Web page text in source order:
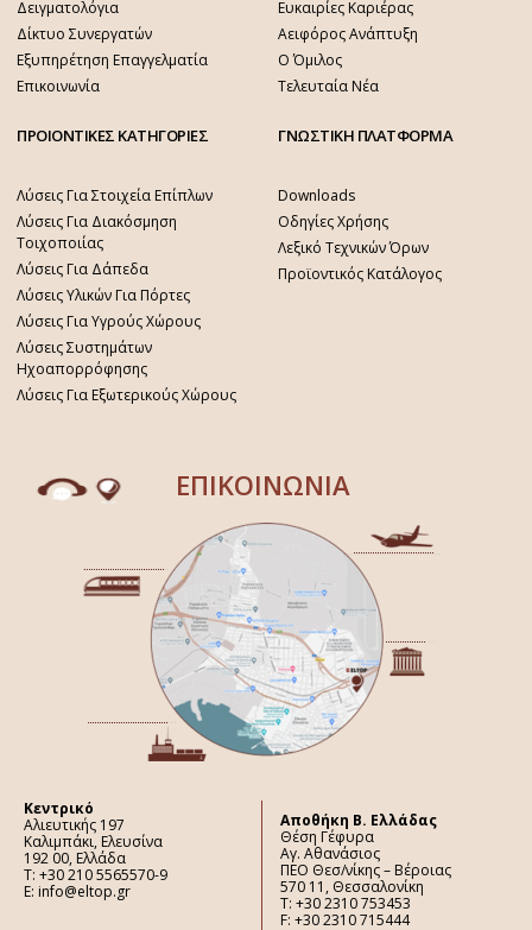
Δειγματολόγια
Δίκτυο Συνεργατών
Εξυπηρέτηση Επαγγελματία
Επικοινωνία
Ευκαιρίες Καριέρας
Αειφόρος Ανάπτυξη
Ο Όμιλος
Τελευταία Νέα
ΠΡΟΙΟΝΤΙΚΕΣ ΚΑΤΗΓΟΡΙΕΣ
Λύσεις Για Στοιχεία Επίπλων
Λύσεις Για Διακόσμηση
Τοιχοποιίας
Λύσεις Για Δάπεδα
Λύσεις Υλικών Για Πόρτες
Λύσεις Για Υγρούς Χώρους
Λύσεις Συστημάτων
Ηχοαπορρόφησης
Λύσεις Για Εξωτερικούς Χώρους
ΓΝΩΣΤΙΚΗ ΠΛΑΤΦΟΡΜΑ
Downloads
Οδηγίες Χρήσης
Λεξικό Τεχνικών Όρων
Προϊοντικός Κατάλογος
ΕΠΙΚΟΙΝΩΝΙΑ
Κεντρικό
Αλιευτικής 197
Καλιμπάκι, Ελευσίνα
192 00, Ελλάδα
Τ: +30 210 5565570-9
E: info@eltop.gr
Aποθήκη Β. Ελλάδας
Θέση Γέφυρα
Αγ. Αθανάσιος
ΠΕΟ Θεσ/νίκης – Βέροιας
570 11, Θεσσαλονίκη
Τ: +30 2310 753453
F: +30 2310 715444